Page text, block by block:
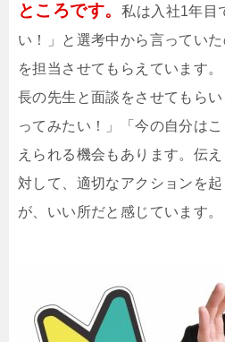
ところです。私は入社1年目
い！」と選考中から言ってい
を担当させてもらえています
長の先生と面談をさせてもら
ってみたい！」「今の自分は
えられる機会もあります。伝
対して、適切なアクションを
が、いい所だと感じています。